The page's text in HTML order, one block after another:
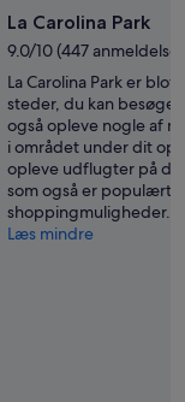
La Carolina Park
9.0/10 (447
La Carolina Park er
steder, du kan besøge
også opleve nogle af
i området under dit
opleve udflugter på
som også er populært
shoppingmuligheder.
Læs mindre